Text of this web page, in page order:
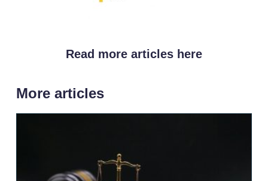
Read more articles here
More articles